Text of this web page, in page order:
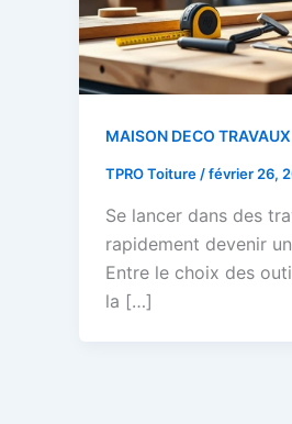
MAISON DECO TRAVAUX
TPRO Toiture /février 26,
Se lancer dans des
rapidement devenir
Entre le choix des
la […]